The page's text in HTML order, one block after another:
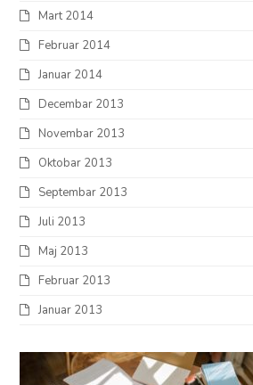
Mart 2014
Februar 2014
Januar 2014
Decembar 2013
Novembar 2013
Oktobar 2013
Septembar 2013
Juli 2013
Maj 2013
Februar 2013
Januar 2013